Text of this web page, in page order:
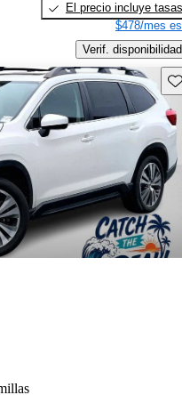
El precio incluye tasas
$478/mes
Verif. disponibilidad